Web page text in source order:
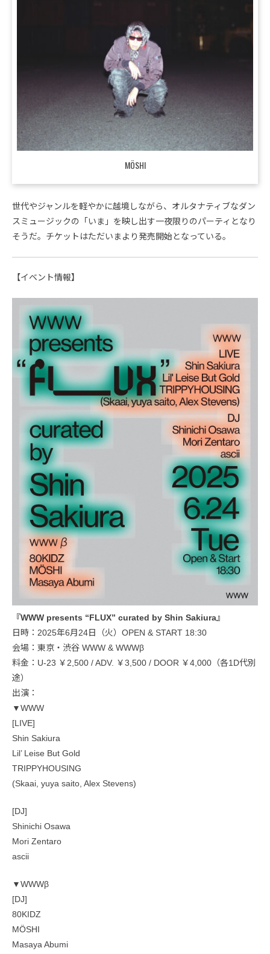
MÖSHI
世代やジャンルを軽やかに越境しながら、オルタナティブなダン
スミュージックの「いま」を映し出す一夜限りのパーティとなり
そうだ。チケットはただいまより発売開始となっている。
【イベント情報】
『WWW presents “FLUX” curated by Shin Sakiura』
日時：2025年6月24日（火）OPEN & START 18:30
会場：東京・渋谷 WWW & WWWβ
料金：U-23 ￥2,500 / ADV. ￥3,500 / DOOR ￥4,000（各1D代別
途）
出演：
▼WWW
[LIVE]
Shin Sakiura
Lil’ Leise But Gold
TRIPPYHOUSING
(Skaai, yuya saito, Alex Stevens)
[DJ]
Shinichi Osawa
Mori Zentaro
ascii
▼WWWβ
[DJ]
80KIDZ
MÖSHI
Masaya Abumi